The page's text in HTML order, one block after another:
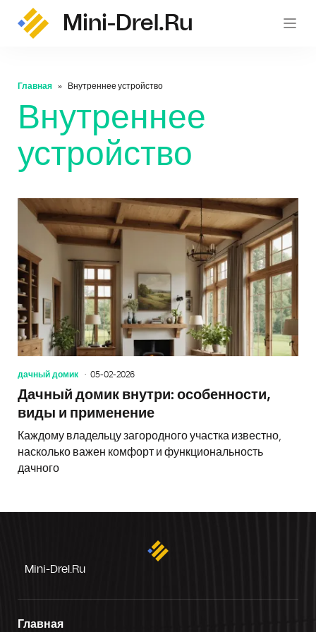
Mini-Drel.ru
Главная Внутреннее устройство
Внутреннее
устройство
дачный домик 05-02-2026
Дачный домик внутри: особенности,
виды и применение
Каждому владельцу загородного участка известно,
насколько важен комфорт и функциональность
дачного
Mini-Drel.ru
Главная